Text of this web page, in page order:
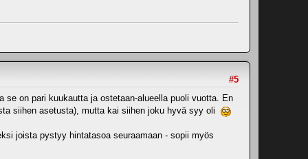
#5
on pari kuukautta ja ostetaan-alueella puoli vuotta. En
siihen asetusta), mutta kai siihen joku hyvä syy oli
joista pystyy hintatasoa seuraamaan - sopii myös